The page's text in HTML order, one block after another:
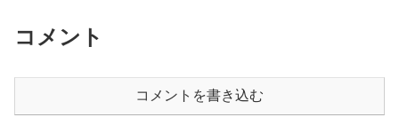
コメント
コメントを書き込む